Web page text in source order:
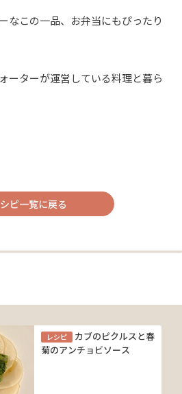
なこの一品、お弁当にもぴったり
ーターが運営している料理と暮ら
ピ一覧に戻る
レシピ
カブのピクルスと春
菊のアンチョビソース